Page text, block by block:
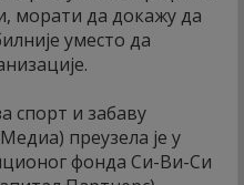
морати да докажу да
уместо да
спорт и забаву
преузела је у
фонда Си-Ви-Си